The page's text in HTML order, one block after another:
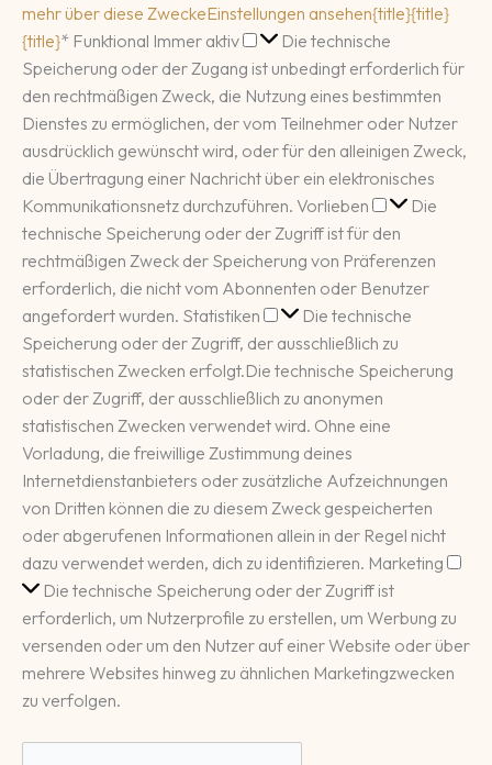
mehr über diese ZweckeEinstellungen ansehen{title}{title}
{title}* Funktional Immer aktiv Funktional
Die technische
Speicherung oder der Zugang ist unbedingt erforderlich für
den rechtmäßigen Zweck, die Nutzung eines bestimmten
Dienstes zu ermöglichen, der vom Teilnehmer oder Nutzer
ausdrücklich gewünscht wird, oder für den alleinigen Zweck,
die Übertragung einer Nachricht über ein elektronisches
Kommunikationsnetz durchzuführen. Vorlieben Vorlieben
Die
technische Speicherung oder der Zugriff ist für den
rechtmäßigen Zweck der Speicherung von Präferenzen
erforderlich, die nicht vom Abonnenten oder Benutzer
angefordert wurden. Statistiken Statistiken
Die technische
Speicherung oder der Zugriff, der ausschließlich zu
statistischen Zwecken erfolgt.Die technische Speicherung
oder der Zugriff, der ausschließlich zu anonymen
statistischen Zwecken verwendet wird. Ohne eine
Vorladung, die freiwillige Zustimmung deines
Internetdienstanbieters oder zusätzliche Aufzeichnungen
von Dritten können die zu diesem Zweck gespeicherten
oder abgerufenen Informationen allein in der Regel nicht
dazu verwendet werden, dich zu identifizieren. Marketing
Die technische Speicherung oder der Zugriff ist
erforderlich, um Nutzerprofile zu erstellen, um Werbung zu
versenden oder um den Nutzer auf einer Website oder über
mehrere Websites hinweg zu ähnlichen Marketingzwecken
zu verfolgen.